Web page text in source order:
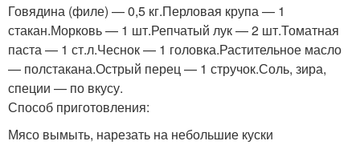
Говядина (филе) — 0,5 кг.Перловая крупа — 1
стакан.Морковь — 1 шт.Репчатый лук — 2 шт.Томатная
паста — 1 ст.л.Чеснок — 1 головка.Растительное масло
— полстакана.Острый перец — 1 стручок.Соль, зира,
специи — по вкусу.
Способ приготовления:
Мясо вымыть, нарезать на небольшие куски